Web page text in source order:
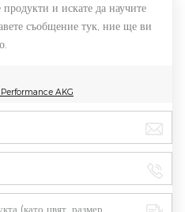
и искате да научите
съобщение тук, ние ще ви
AKG